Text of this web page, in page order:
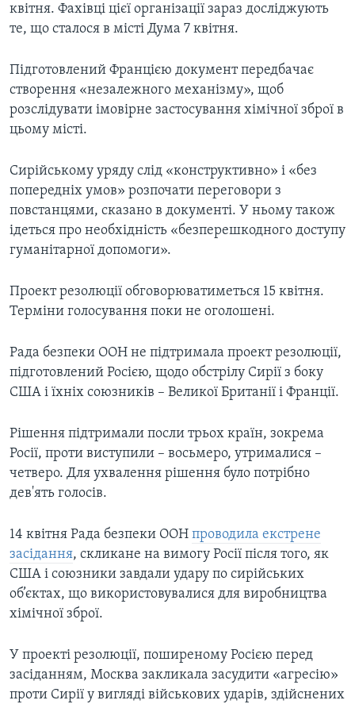
квітня. Фахівці цієї організації зараз досліджують
те, що сталося в місті Дума 7 квітня.
Підготовлений Францією документ передбачає
створення «незалежного механізму», щоб
розслідувати імовірне застосування хімічної зброї в
цьому місті.
Сирійському уряду слід «конструктивно» і «без
попередніх умов» розпочати переговори з
повстанцями, сказано в документі. У ньому також
ідеться про необхідність «безперешкодного доступу
гуманітарної допомоги».
Проект резолюції обговорюватиметься 15 квітня.
Терміни голосування поки не оголошені.
Рада безпеки ООН не підтримала проект резолюції,
підготовлений Росією, щодо обстрілу Сирії з боку
США і їхніх союзників – Великої Британії і Франції.
Рішення підтримали посли трьох країн, зокрема
Росії, проти виступили – восьмеро, утрималися –
четверо. Для ухвалення рішення було потрібно
дев'ять голосів.
14 квітня Рада безпеки ООН проводила екстрене
засідання, скликане на вимогу Росії після того, як
США і союзники завдали удару по сирійських
об’єктах, що використовувалися для виробництва
хімічної зброї.
У проекті резолюції, поширеному Росією перед
засіданням, Москва закликала засудити «агресію»
проти Сирії у вигляді військових ударів, здійснених